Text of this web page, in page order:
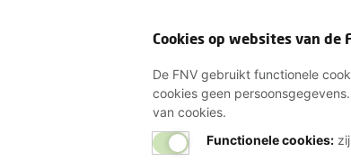
Wij helpen je
Bij al je vragen over
Cookies op websites van de
De FNV gebruikt functionele
cookies geen
van cookies.
Functionele cookies: